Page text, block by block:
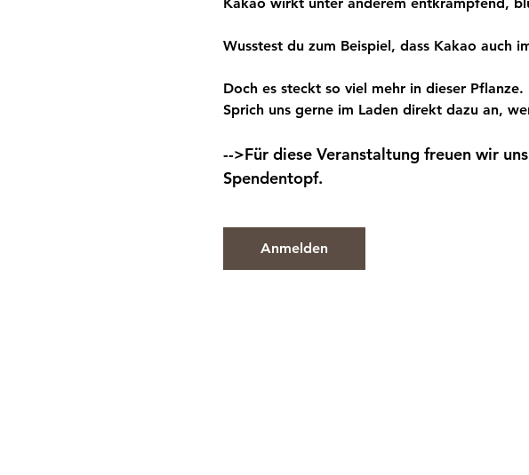
Wusstest du zum Beispiel, dass Kakao auch
Doch es steckt so viel mehr in dieser Pflanze.
Sprich uns gerne im Laden direkt dazu an,
-->Für diese Veranstaltung freuen wir
Spendentopf.
Anmelden